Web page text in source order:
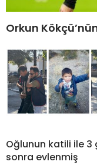
Orkun
Oğlunun katili ile 3
sonra evlenmiş